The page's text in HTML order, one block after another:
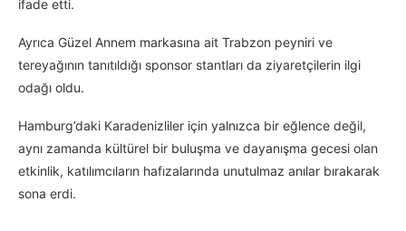
ifade etti.
Ayrıca Güzel Annem markasına ait Trabzon peyniri ve
tereyağının tanıtıldığı sponsor stantları da ziyaretçilerin ilgi
odağı oldu.
Hamburg’daki Karadenizliler için yalnızca bir eğlence değil,
aynı zamanda kültürel bir buluşma ve dayanışma gecesi olan
etkinlik, katılımcıların hafızalarında unutulmaz anılar bırakarak
sona erdi.